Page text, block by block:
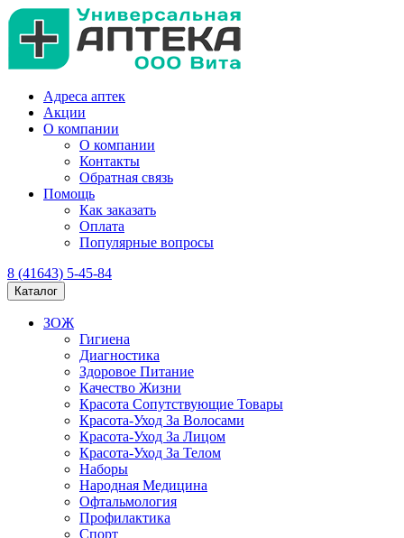
Адреса аптек
Акции
О компании
О компании
Контакты
Обратная связь
Помощь
Как заказать
Оплата
Популярные вопросы
8 (41643) 5-45-84
Каталог
ЗОЖ
Гигиена
Диагностика
Здоровое Питание
Качество Жизни
Красота Сопутствующие Товары
Красота-Уход За Волосами
Красота-Уход За Лицом
Красота-Уход За Телом
Наборы
Народная Медицина
Офтальмология
Профилактика
Спорт